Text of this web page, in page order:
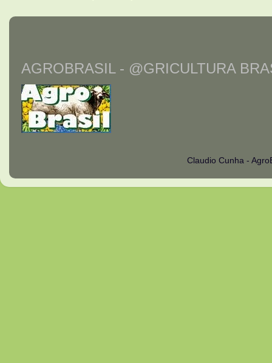
AGROBRASIL - @GRICULTURA
Claudio Cunha -